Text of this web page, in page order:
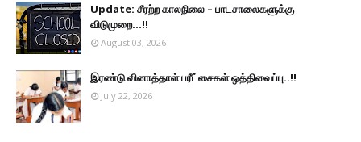
Update: சீரற்ற காலநிலை – பாடசாலைகளுக்கு
விடுமுறை...!!
August 03, 2026
இரண்டு வினாத்தாள் பரீட்சைகள் ஒத்திவைப்பு..!!
July 22, 2026